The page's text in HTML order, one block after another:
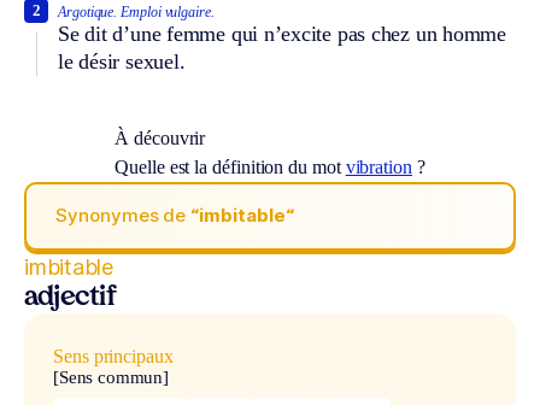
Argotique. Emploi vulgaire.
Se dit d’une femme qui n’excite pas chez un homme
le désir sexuel.
2
À découvrir
Quelle est la définition du mot vibration ?
Synonymes de “imbitable“
imbitable
adjectif
Sens principaux
[Sens commun]